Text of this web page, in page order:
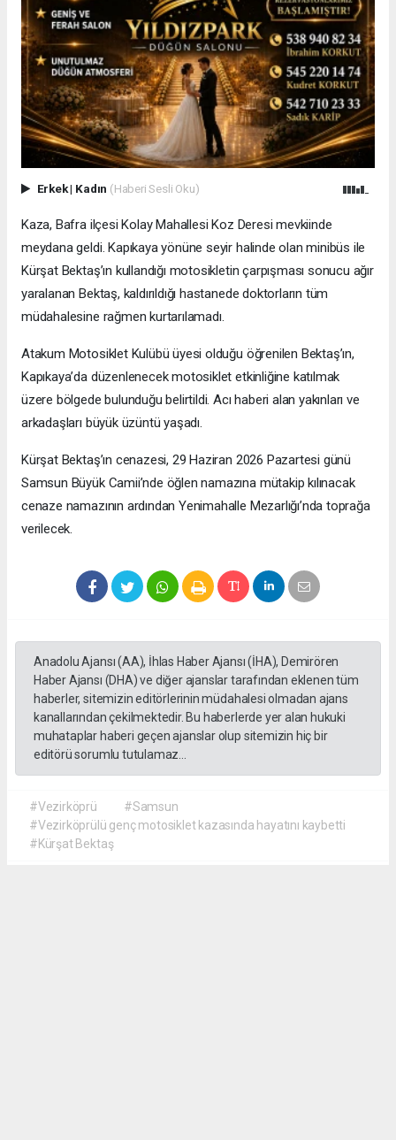
Erkek| Kadın (Haberi Sesli Oku)
Kaza, Bafra ilçesi Kolay Mahallesi Koz Deresi mevkiinde
meydana geldi. Kapıkaya yönüne seyir halinde olan minibüs ile
Kürşat Bektaş’ın kullandığı motosikletin çarpışması sonucu ağır
yaralanan Bektaş, kaldırıldığı hastanede doktorların tüm
müdahalesine rağmen kurtarılamadı.
Atakum Motosiklet Kulübü üyesi olduğu öğrenilen Bektaş’ın,
Kapıkaya’da düzenlenecek motosiklet etkinliğine katılmak
üzere bölgede bulunduğu belirtildi. Acı haberi alan yakınları ve
arkadaşları büyük üzüntü yaşadı.
Kürşat Bektaş’ın cenazesi, 29 Haziran 2026 Pazartesi günü
Samsun Büyük Camii’nde öğlen namazına mütakip kılınacak
cenaze namazının ardından Yenimahalle Mezarlığı’nda toprağa
verilecek.
Anadolu Ajansı (AA), İhlas Haber Ajansı (İHA), Demirören
Haber Ajansı (DHA) ve diğer ajanslar tarafından eklenen tüm
haberler, sitemizin editörlerinin müdahalesi olmadan ajans
kanallarından çekilmektedir. Bu haberlerde yer alan hukuki
muhataplar haberi geçen ajanslar olup sitemizin hiç bir
editörü sorumlu tutulamaz...
#Vezirköprü
#Samsun
#Vezirköprülü genç motosiklet kazasında hayatını kaybetti
#Kürşat Bektaş